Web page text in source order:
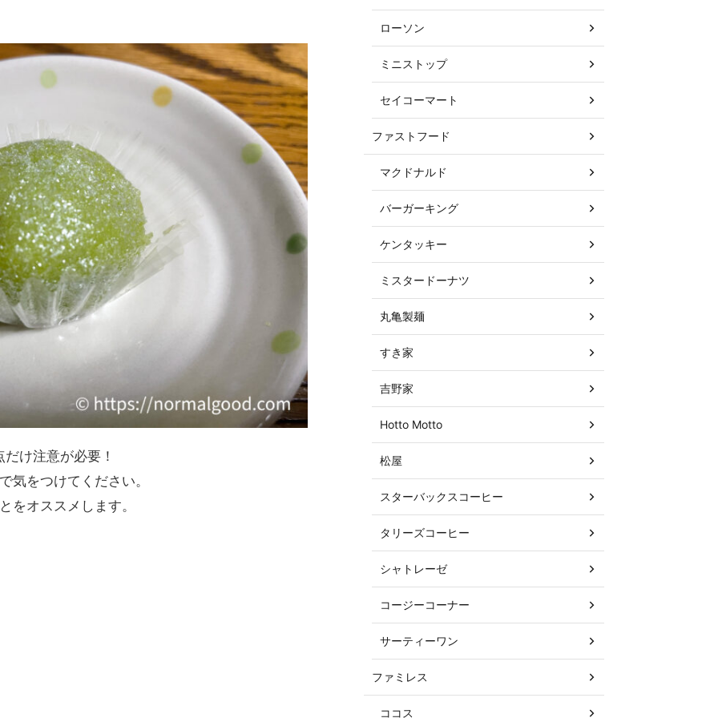
け注意が必要！
気をつけてください。
をオススメします。
ローソン
ミニストップ
セイコーマート
ファストフード
マクドナルド
バーガーキング
ケンタッキー
ミスタードーナツ
丸亀製麺
すき家
吉野家
Hotto Motto
松屋
スターバックスコーヒー
タリーズコーヒー
シャトレーゼ
コージーコーナー
サーティーワン
ファミレス
ココス